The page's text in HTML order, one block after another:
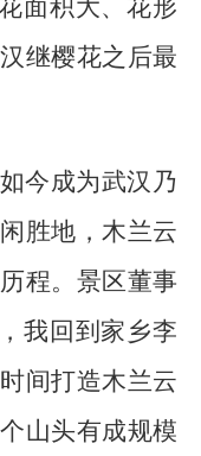
面积大、花形
继樱花之后最
今成为武汉乃
胜地，木兰云
程。景区董事
我回到家乡李
间打造木兰云
山头有成规模